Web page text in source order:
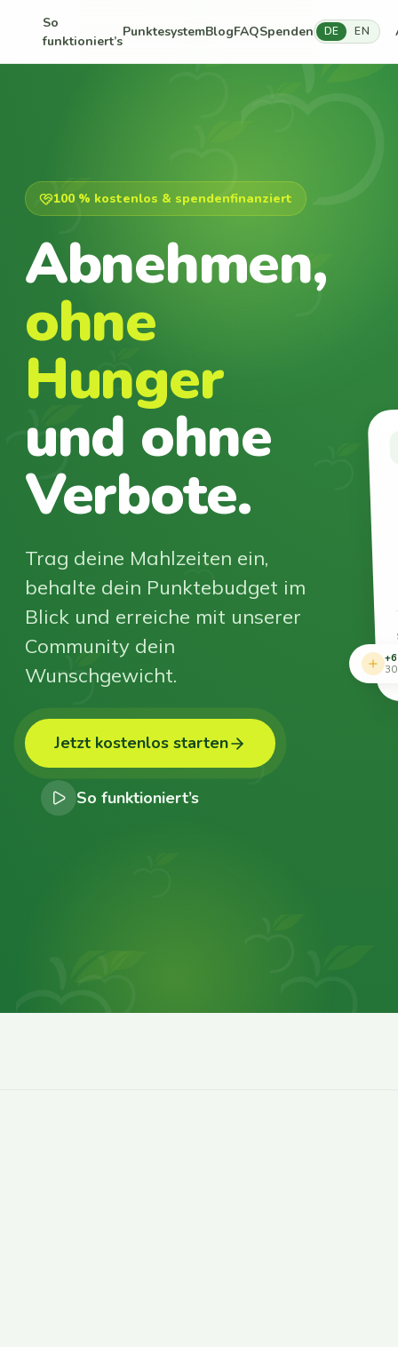
So
funktioniert’s
PunktesystemBlogFAQSpenden DE EN
100 % kostenlos & spendenfinanziert
Abnehmen,
ohne
Hunger
und ohne
Verbote.
Trag deine Mahlzeiten ein,
behalte dein Punktebudget im
Blick und erreiche mit unserer
Community dein
Wunschgewicht.
Jetzt kostenlos starten
So funktioniert’s